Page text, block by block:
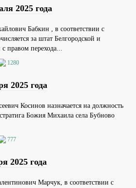
2025 года
Бабкин , в соответствии с
за штат Белгородской и
правом перехода...
1280
2025 года
Косинов назначается на должность
Божия Михаила села Бубново
777
2025 года
Марчук, в соответствии с